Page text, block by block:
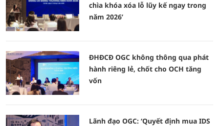
chìa khóa xóa lỗ lũy kế ngay trong
năm 2026’
ĐHĐCĐ OGC không thông qua phát
hành riêng lẻ, chốt cho OCH tăng
vốn
Lãnh đạo OGC: ‘Quyết định mua IDS